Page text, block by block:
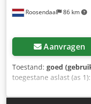
Roosendaal 86 km
Aanvragen
Toestand: goed
toegestane aslast (as 1):
, toegestane
registratie:03/2015,